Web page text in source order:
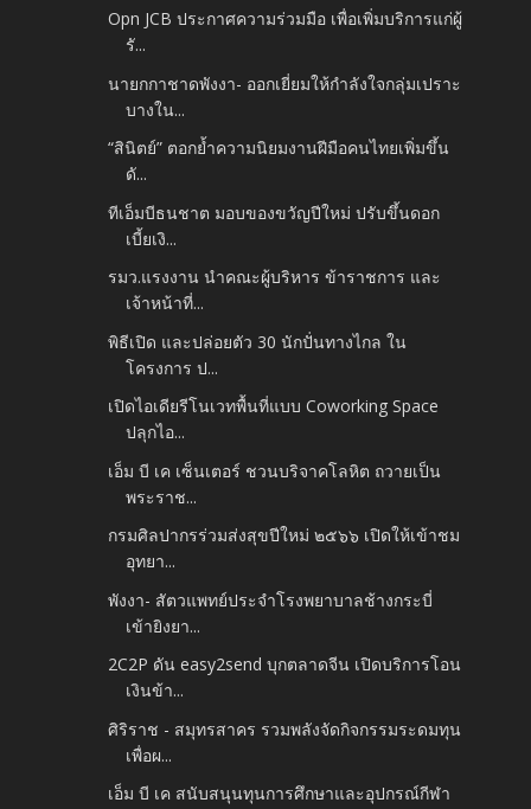
Opn JCB ประกาศความร่วมมือ เพื่อเพิ่มบริการแก่ผู้
รั...
นายกกาชาดพังงา- ออกเยี่ยมให้กำลังใจกลุ่มเปราะ
บางใน...
“สินิตย์” ตอกย้ำความนิยมงานฝีมือคนไทยเพิ่มขึ้น
ดั...
ทีเอ็มบีธนชาต มอบของขวัญปีใหม่ ปรับขึ้นดอก
เบี้ยเงิ...
รมว.แรงงาน นำคณะผู้บริหาร ข้าราชการ และ
เจ้าหน้าที่...
พิธีเปิด และปล่อยตัว 30 นักปั่นทางไกล ใน
โครงการ ป...
เปิดไอเดียรีโนเวทพื้นที่แบบ Coworking Space
ปลุกไอ...
เอ็ม บี เค เซ็นเตอร์ ชวนบริจาคโลหิต ถวายเป็น
พระราช...
กรมศิลปากรร่วมส่งสุขปีใหม่ ๒๕๖๖ เปิดให้เข้าชม
อุทยา...
พังงา- สัตวแพทย์ประจำโรงพยาบาลช้างกระบี่
เข้ายิงยา...
2C2P ดัน easy2send บุกตลาดจีน เปิดบริการโอน
เงินข้า...
ศิริราช - สมุทรสาคร รวมพลังจัดกิจกรรมระดมทุน
เพื่อผ...
เอ็ม บี เค สนับสนุนทุนการศึกษาและอุปกรณ์กีฬา